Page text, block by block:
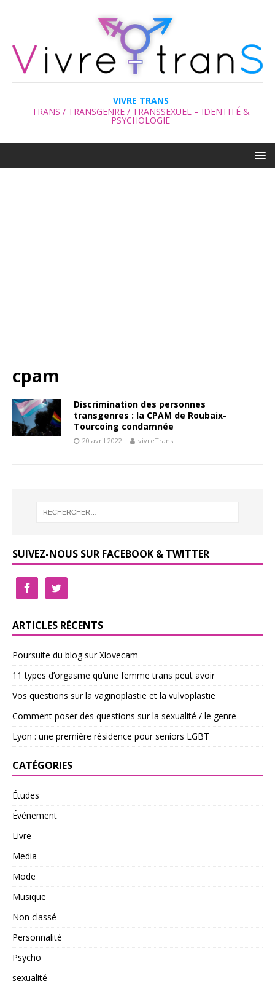
VIVRE TRANS
TRANS / TRANSGENRE / TRANSSEXUEL – IDENTITÉ &
PSYCHOLOGIE
cpam
Discrimination des personnes
transgenres : la CPAM de Roubaix-
Tourcoing condamnée
20 avril 2022 vivreTrans
SUIVEZ-NOUS SUR FACEBOOK & TWITTER
ARTICLES RÉCENTS
Poursuite du blog sur Xlovecam
11 types d’orgasme qu’une femme trans peut avoir
Vos questions sur la vaginoplastie et la vulvoplastie
Comment poser des questions sur la sexualité / le genre
Lyon : une première résidence pour seniors LGBT
CATÉGORIES
Études
Événement
Livre
Media
Mode
Musique
Non classé
Personnalité
Psycho
sexualité